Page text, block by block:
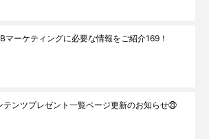
マーケティングに必要な情報をご紹介169！
テンツプレゼント一覧ページ更新のお知らせ㉓